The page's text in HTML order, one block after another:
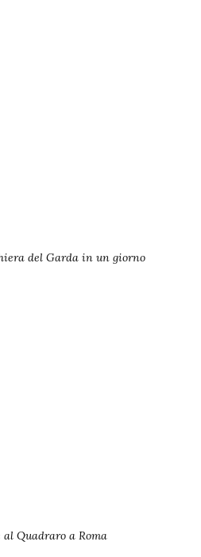
del Garda in un giorno
al Quadraro a Roma